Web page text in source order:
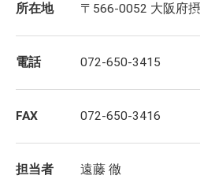
所在地 〒566-0052 大阪府
電話 072-650-3415
FAX 072-650-3416
担当者 遠藤 徹